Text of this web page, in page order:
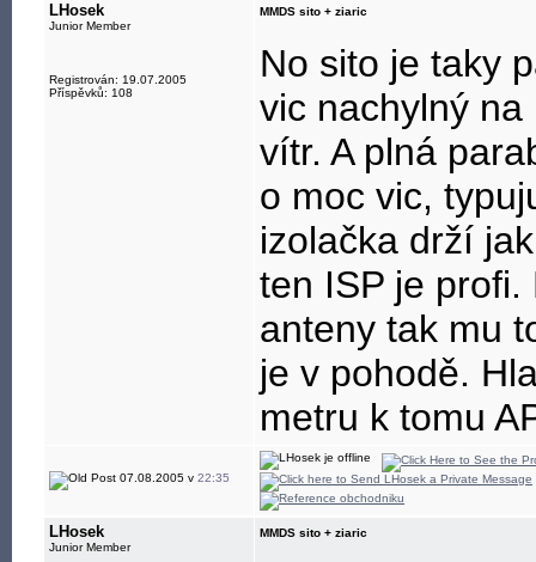
LHosek
Junior Member
Registrován: 19.07.2005
Příspěvků: 108
MMDS sito + ziaric
No sito je taky
vic nachylný
vítr. A plná
o moc vic,
izolačka drží
ten ISP je
anteny tak mu
je v pohodě.
metru k tomu
07.08.2005 v 22:35
LHosek
Junior Member
MMDS sito + ziaric